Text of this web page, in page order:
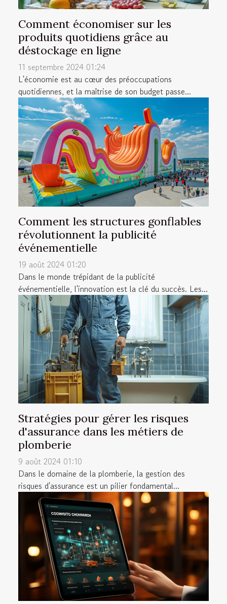
Comment économiser sur les
produits quotidiens grâce au
déstockage en ligne
11 septembre 2024 01:24
L'économie est au cœur des préoccupations
quotidiennes, et la maîtrise de son budget passe...
Comment les structures gonflables
révolutionnent la publicité
événementielle
19 août 2024 01:20
Dans le monde trépidant de la publicité
événementielle, l'innovation est la clé du succès. Les...
Stratégies pour gérer les risques
d'assurance dans les métiers de
plomberie
9 août 2024 01:10
Dans le domaine de la plomberie, la gestion des
risques d'assurance est un pilier fondamental...